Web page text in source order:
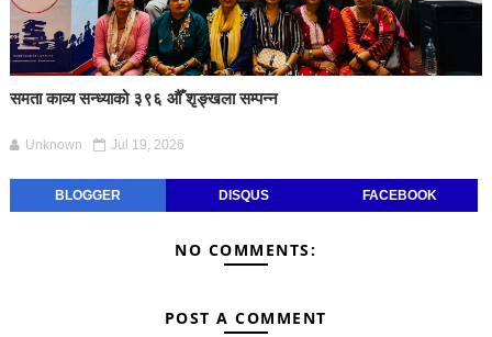
समता काव्य सन्ध्याको ३९६ औँ शृङ्खला सम्पन्न
Unknown Jul 19, 2026
BLOGGER DISQUS FACEBOOK
NO COMMENTS:
POST A COMMENT